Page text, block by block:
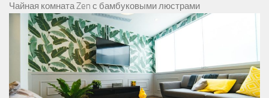
Чайная комната Zen с бамбуковыми люстрами